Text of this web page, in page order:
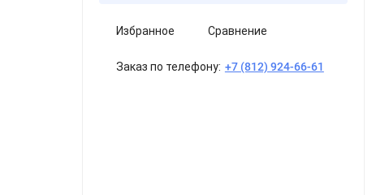
Избранное Сравнение
Заказ по телефону: +7 (812) 924-66-61